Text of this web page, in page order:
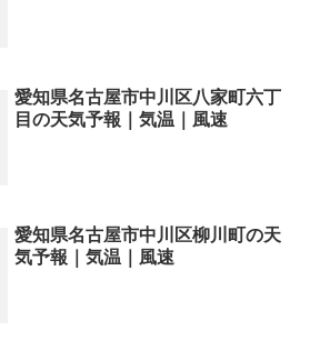
愛知県名古屋市中川区八家町六丁
目の天気予報｜気温｜風速
愛知県名古屋市中川区柳川町の天
気予報｜気温｜風速